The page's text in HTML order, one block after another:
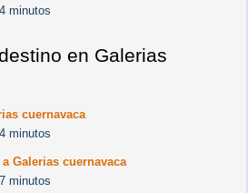
minutos
en Galerias
cuernavaca
minutos
Galerias cuernavaca
minutos